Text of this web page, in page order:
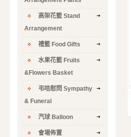
高架花籃 Stand
Arrangement
禮籃 Food Gifts
水果花籃 Fruits
&Flowers Basket
弔唁慰問 Sympathy
& Funeral
汽球 Balloon
會場佈置